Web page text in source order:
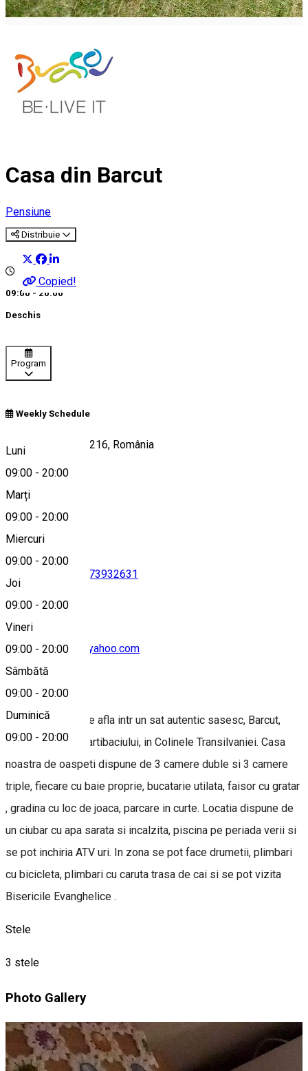
Casa din Barcut
Pensiune
Distribuie
Copied!
09:00 - 20:00
Deschis
Program
Weekly Schedule
Luni
09:00 - 20:00
Marți
09:00 - 20:00
Miercuri
09:00 - 20:00
Joi
09:00 - 20:00
Vineri
09:00 - 20:00
Sâmbătă
09:00 - 20:00
Duminică
09:00 - 20:00
DC11, Bărcuț 507216, România
Hartă
0773932631
eugen_tamirjan@yahoo.com
Despre
Casa din Barcut se afla intr un sat autentic sasesc, Barcut,
situat pe Valea Hartibaciului, in Colinele Transilvaniei. Casa
noastra de oaspeti dispune de 3 camere duble si 3 camere
triple, fiecare cu baie proprie, bucatarie utilata, faisor cu gratar
, gradina cu loc de joaca, parcare in curte. Locatia dispune de
un ciubar cu apa sarata si incalzita, piscina pe periada verii si
se pot inchiria ATV uri. In zona se pot face drumetii, plimbari
cu bicicleta, plimbari cu caruta trasa de cai si se pot vizita
Bisericile Evanghelice .
Stele
3 stele
Photo Gallery